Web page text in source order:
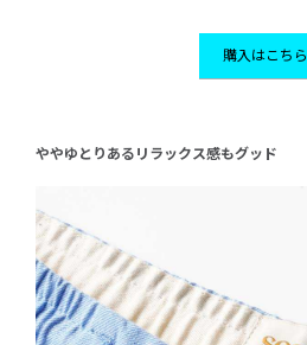
購入はこちら
ややゆとりあるリラックス感もグッド